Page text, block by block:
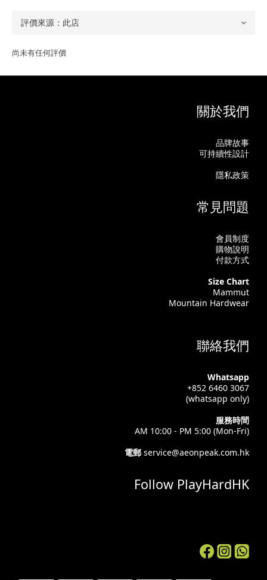
尚未有任何評價
關於我們
品牌故事
可持續性設計
隱私政策
常見問題
會員制度
購物說明
付款方式
Size Chart
Mammut
Mountain Hardwear
聯絡我們
Whatsapp
+852 6460 3067
(whatsapp only)
服務時間
AM 10:00 - PM 5:00 (Mon-Fri)
電郵 service@aeonpeak.com.hk
Follow PlayHardHK